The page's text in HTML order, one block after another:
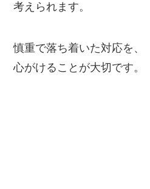
考えられます。
慎重で落ち着いた対応を、
心がけることが大切です。